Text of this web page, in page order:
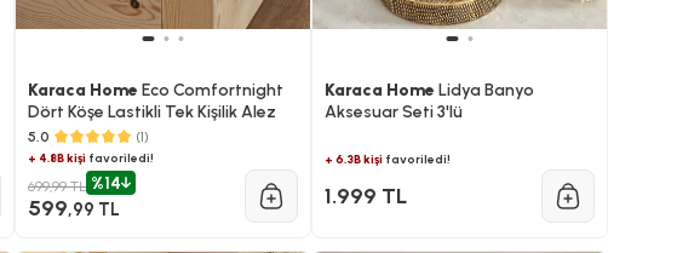
Karaca Home Eco Comfortnight
Dört Köşe Lastikli Tek Kişilik Alez
5.0 (1)
+ 4.8B kişifavoriledi!
699,99 TL %14
599,99 TL
Karaca Home Lidya Banyo
Aksesuar Seti 3'lü
+ 6.3B kişi favoriledi!
1.999 TL